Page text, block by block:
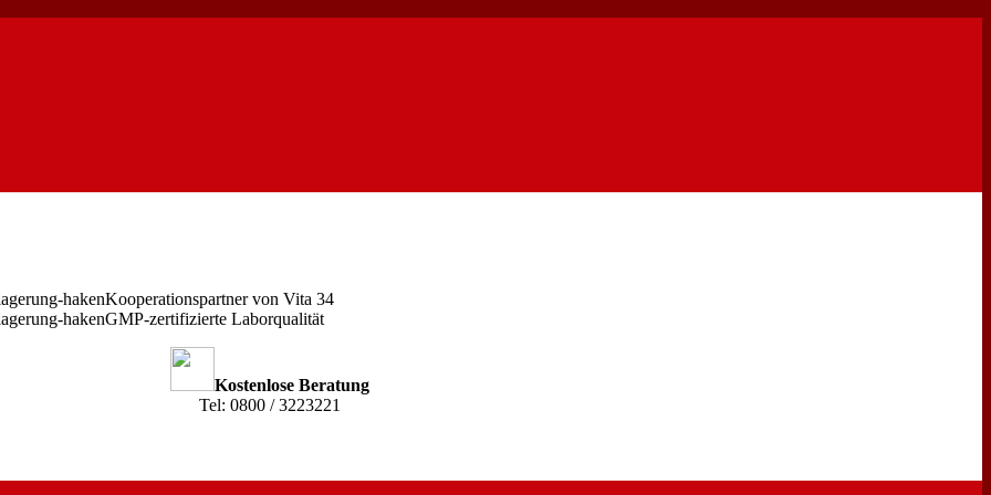
Kooperationspartner von Vita 34
GMP-zertifizierte Laborqualität
Kostenlose Beratung
Tel: 0800 / 3223221